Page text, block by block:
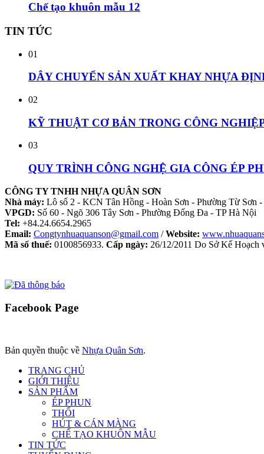
Chế tạo khuôn mẫu 12
TIN TỨC
01
DÂY CHUYỂN SẢN XUẤT KHAY NHỰA
02
KỸ THUẬT CƠ BẢN TRONG CÔNG
03
QUY TRÌNH CÔNG NGHỆ GIA CÔNG ÉP
CÔNG TY TNHH NHỰA QUÂN SƠN
Nhà máy: Lô số 2 - KCN Tân Hồng - Hoàn Sơn - Phường Từ Sơn
VPGD: Số 60 - Ngõ 306 Tây Sơn - Phường Đống Đa - TP Hà Nội
Tel: +84.24.6654.2965
Email: Congtynhuaquanson@gmail.com /Website:
Mã số thuế: 0100856933. Cấp ngày: 26/12/2011 Do Sở Kế
Facebook Page
Bản quyền thuộc về Nhựa Quân Sơn.
TRANG CHỦ
GIỚI THIỆU
SẢN PHẨM
ÉP PHUN
THỔI
HÚT & CÁN MÀNG
CHẾ TẠO KHUÔN MẪU
TIN TỨC